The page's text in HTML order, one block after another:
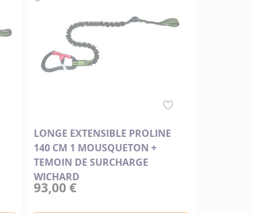
LONGE EXTENSIBLE PROLINE
140 CM 1 MOUSQUETON +
TEMOIN DE SURCHARGE
WICHARD
93,00 €